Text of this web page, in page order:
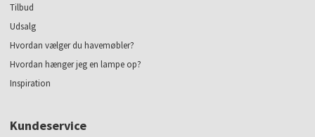
Tilbud
Udsalg
Hvordan vælger du havemøbler?
Hvordan hænger jeg en lampe op?
Inspiration
Kundeservice